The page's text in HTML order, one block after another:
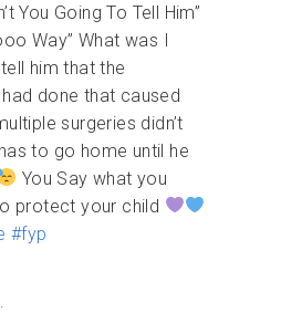
You Going To Tell Him”
Way” What was I
him that the
done that caused
surgeries didn’t
to go home until he
You Say what you
protect your child
#fyp